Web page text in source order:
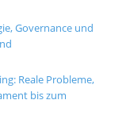
Governance und
Reale Probleme,
bis zum